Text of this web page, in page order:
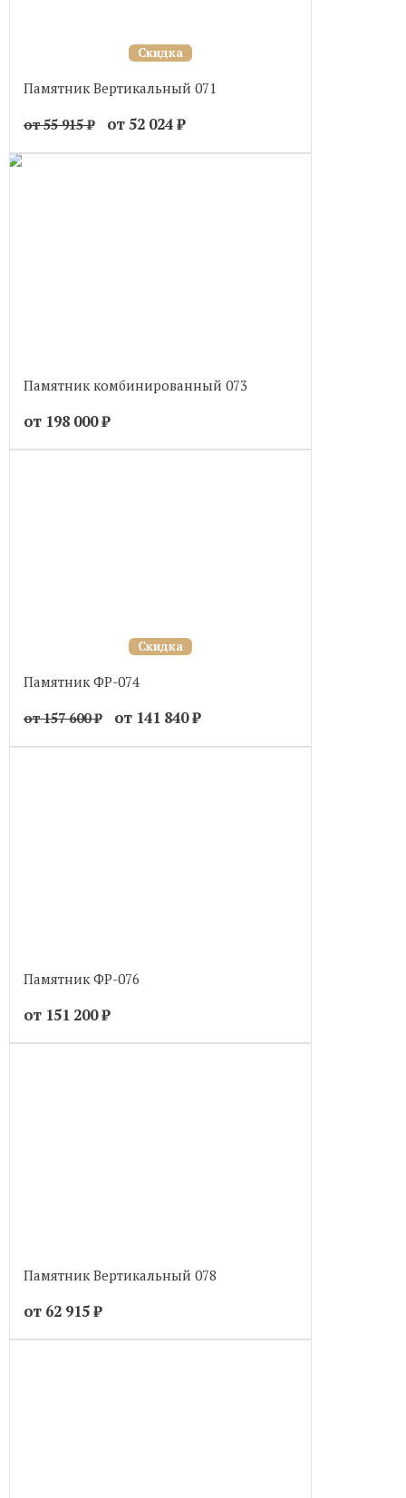
Скидка
Памятник Вертикальный 071
от 55 915₽ от 52 024₽
Памятник комбинированный 073
от 198 000₽
Скидка
Памятник ФР-074
от 157 600₽ от 141 840₽
Памятник ФР-076
от 151 200₽
Памятник Вертикальный 078
от 62 915₽